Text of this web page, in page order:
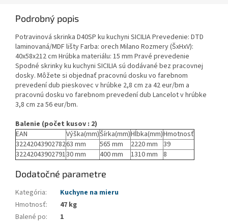
Podrobný popis
Potravinová skrinka D40SP ku kuchyni SICILIA Prevedenie: DTD
laminovaná/MDF lišty Farba: orech Milano Rozmery (ŠxHxV):
40x58x212 cm Hrúbka materiálu: 15 mm Pravé prevedenie
Spodné skrinky ku kuchyni SICILIA sú dodávané bez pracovnej
dosky. Môžete si objednať pracovnú dosku vo farebnom
prevedení dub pieskovec v hrúbke 2,8 cm za 42 eur/bm a
pracovnú dosku vo farebnom prevedení dub Lancelot v hrúbke
3,8 cm za 56 eur/bm.
Balenie (počet kusov : 2)
EAN
Výška(mm)Šírka(mm)Hĺbka(mm)Hmotnosť
3224204390278263 mm 565 mm 2220 mm 39
3224204390279130 mm 400 mm 1310 mm 8
Dodatočné parametre
Kategória:
Kuchyne na mieru
Hmotnosť:
47 kg
Balené po:
1